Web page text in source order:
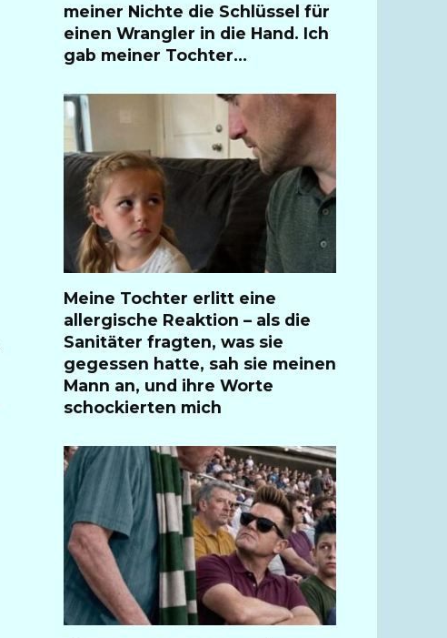
meiner Nichte die Schlüssel für
einen Wrangler in die Hand. Ich
gab meiner Tochter…
Meine Tochter erlitt eine
allergische Reaktion – als die
Sanitäter fragten, was sie
gegessen hatte, sah sie meinen
Mann an, und ihre Worte
schockierten mich